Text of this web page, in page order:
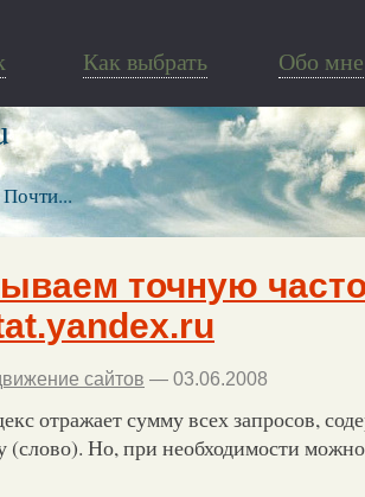
Как выбрать Обо мне
точную
сайтов — 03.06.2008
отражает сумму всех запросов,
(слово). Но, при необходимости